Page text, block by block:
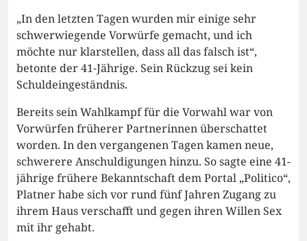
„In den letzten Tagen wurden mir einige sehr
schwerwiegende Vorwürfe gemacht, und ich
möchte nur klarstellen, dass all das falsch ist“,
betonte der 41-Jährige. Sein Rückzug sei kein
Schuldeingeständnis.
Bereits sein Wahlkampf für die Vorwahl war von
Vorwürfen früherer Partnerinnen überschattet
worden. In den vergangenen Tagen kamen neue,
schwerere Anschuldigungen hinzu. So sagte eine 41-
jährige frühere Bekanntschaft dem Portal „Politico“,
Platner habe sich vor rund fünf Jahren Zugang zu
ihrem Haus verschafft und gegen ihren Willen Sex
mit ihr gehabt.